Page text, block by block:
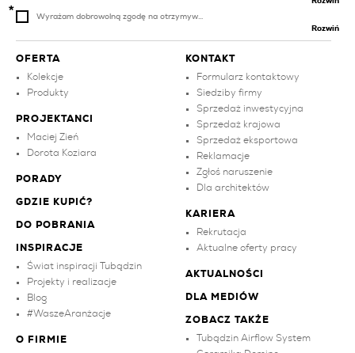
OFERTA
Kolekcje
Produkty
PROJEKTANCI
Maciej Zień
Dorota Koziara
PORADY
GDZIE KUPIĆ?
DO POBRANIA
INSPIRACJE
Świat inspiracji Tubądzin
Projekty i realizacje
Blog
#WaszeAranżacje
O FIRMIE
KONTAKT
Formularz kontaktowy
Siedziby firmy
Sprzedaż inwestycyjna
Sprzedaż krajowa
Sprzedaż eksportowa
Reklamacje
Zgłoś naruszenie
Dla architektów
KARIERA
Rekrutacja
Aktualne oferty pracy
AKTUALNOŚCI
DLA MEDIÓW
ZOBACZ TAKŻE
Tubądzin Airflow System
Wyrażam dobrowolną zgodę na otrzymyw...
Rozwiń